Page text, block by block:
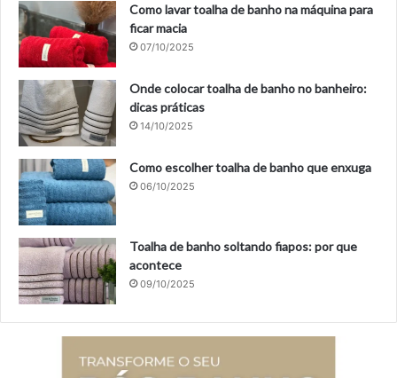
Como lavar toalha de banho na máquina para
ficar macia
07/10/2025
Onde colocar toalha de banho no banheiro:
dicas práticas
14/10/2025
Como escolher toalha de banho que enxuga
06/10/2025
Toalha de banho soltando fiapos: por que
acontece
09/10/2025